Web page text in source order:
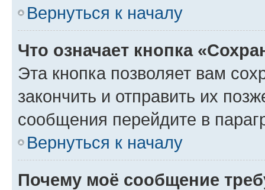
Вернуться к началу
Что означает кнопка
Эта кнопка позволяет вам
закончить и отправить их
сообщения перейдите в
Вернуться к началу
Почему моё сообщение